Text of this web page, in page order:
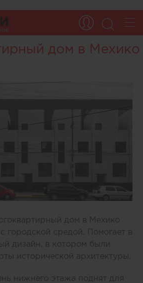
дом в Мехико
дом в Мехико
городской средой. Помогает в
дизайн, в котором были
исторической архитектуры.
нижнего этажа поднят для